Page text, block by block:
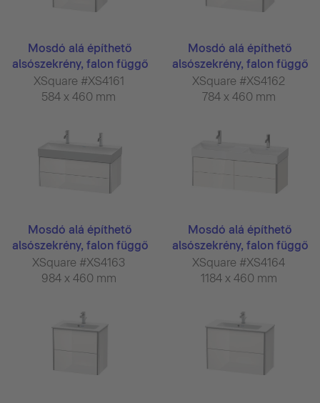
Mosdó alá építhető
alsószekrény, falon függő
...
XSquare #XS4161
584 x 460 mm
Mosdó alá építhető
alsószekrény, falon függő
...
XSquare #XS4162
784 x 460 mm
Mosdó alá építhető
alsószekrény, falon függő
...
XSquare #XS4163
984 x 460 mm
Mosdó alá építhető
alsószekrény, falon függő
...
XSquare #XS4164
1184 x 460 mm